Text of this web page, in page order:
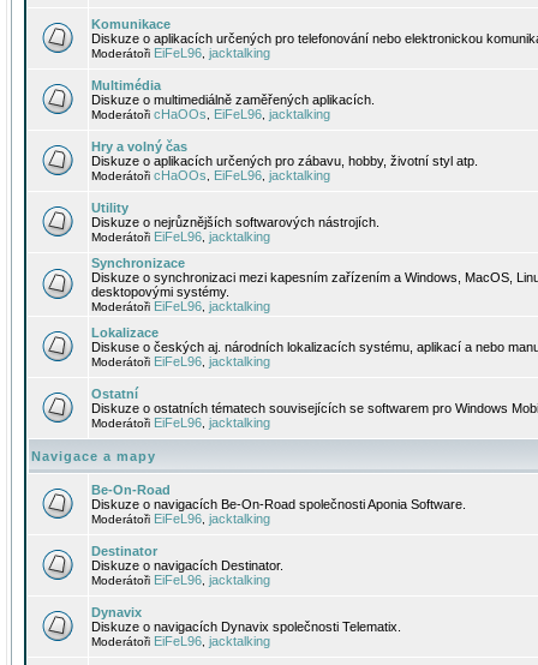
Komunikace
Diskuze o aplikacích určených pro telefonování nebo elektronickou
Moderátoři EiFeL96 jacktalking
Multimédia
Diskuze o multimediálně zaměřených aplikacích.
Moderátoři cHaOOs EiFeL96 jacktalking
Hry a volný čas
Diskuze o aplikacích určených pro zábavu, hobby, životní styl atp.
Moderátoři cHaOOs EiFeL96 jacktalking
Utility
Diskuze o nejrůznějších softwarových nástrojích.
Moderátoři EiFeL96 jacktalking
Synchronizace
Diskuze o synchronizaci mezi kapesním zařízením a Windows, MacOS,
desktopovými systémy.
Moderátoři EiFeL96 jacktalking
Lokalizace
Diskuse o českých aj. národních lokalizacích systému, aplikací a nebo
Moderátoři EiFeL96 jacktalking
Ostatní
Diskuze o ostatních tématech souvisejících se softwarem pro Windows
Moderátoři EiFeL96 jacktalking
Navigace a mapy
Be-On-Road
Diskuze o navigacích Be-On-Road společnosti Aponia Software.
Moderátoři EiFeL96 jacktalking
Destinator
Diskuze o navigacích Destinator.
Moderátoři EiFeL96 jacktalking
Dynavix
Diskuze o navigacích Dynavix společnosti Telematix.
Moderátoři EiFeL96 jacktalking